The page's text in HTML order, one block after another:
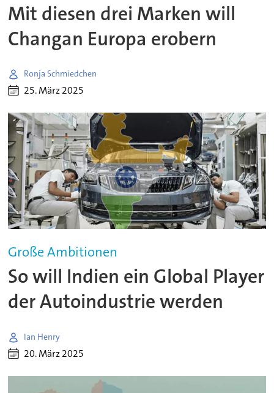
Mit diesen drei Marken will
Changan Europa erobern
Ronja Schmiedchen
25. März 2025
Große Ambitionen
So will Indien ein Global Player
der Autoindustrie werden
Ian Henry
20. März 2025